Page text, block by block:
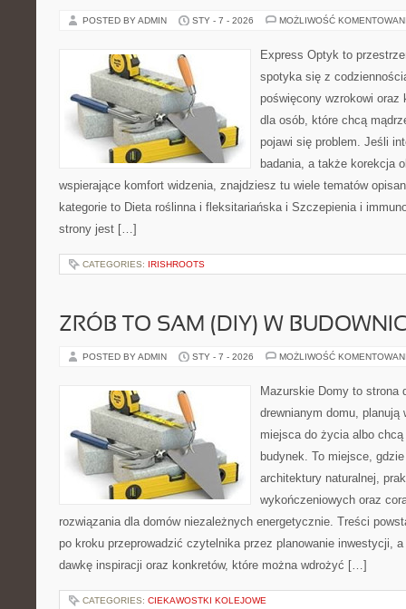
POSTED BY ADMIN STY - 7 - 2026 MOŻLIWOŚĆ
Express Optyk to
spotyka się z
poświęcony wzrokowi oraz
dla osób, które chcą
pojawi się problem. Jeśli
badania, a także korekcja
wspierające komfort widzenia, znajdziesz tu wiele tematów
kategorie to Dieta roślinna i fleksitariańska i Szczepienia i
strony jest […]
CATEGORIES: IRISHROOTS
ZRÓB TO SAM (DIY) W
POSTED BY ADMIN STY - 7 - 2026 MOŻLIWOŚĆ
Mazurskie Domy to strona
drewnianym domu, planują
miejsca do życia albo
budynek. To miejsce,
architektury naturalnej,
wykończeniowych oraz
rozwiązania dla domów niezależnych energetycznie. Treści
po kroku przeprowadzić czytelnika przez planowanie inwestycji,
dawkę inspiracji oraz konkretów, które można wdrożyć […]
CATEGORIES: CIEKAWOSTKI KOLEJOWE